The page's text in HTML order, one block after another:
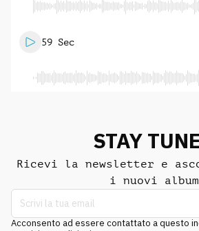
59 Sec
STAY
Ricevi la newsletter e
i nuovi album
Acconsento ad essere contattato a questo